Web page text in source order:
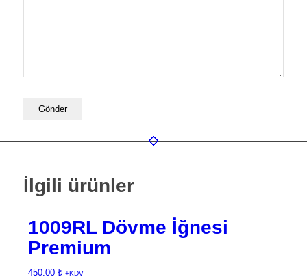
İlgili ürünler
1009RL Dövme İğnesi
Premium
450.00 ₺ +KDV